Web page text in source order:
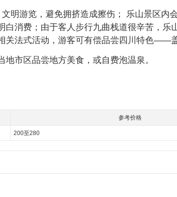
明游览，避免拥挤造成擦伤； 乐山景区内
消费；由于客人步行九曲栈道很辛苦，乐
关法式活动，游客可有偿品尝四川特色——
市区品尝地方美食，或自费泡温泉。
参考价格
200至280